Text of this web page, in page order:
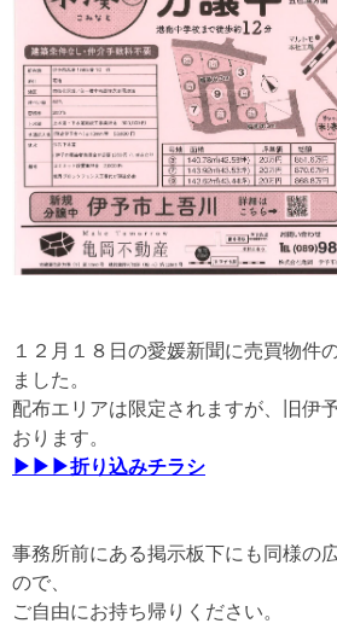
１２月１８日の愛媛新聞に売買物件
ました。
配布エリアは限定されますが、旧伊
おります。
▶▶▶折り込みチラシ
事務所前にある掲示板下にも同様の
ので、
ご自由にお持ち帰りください。